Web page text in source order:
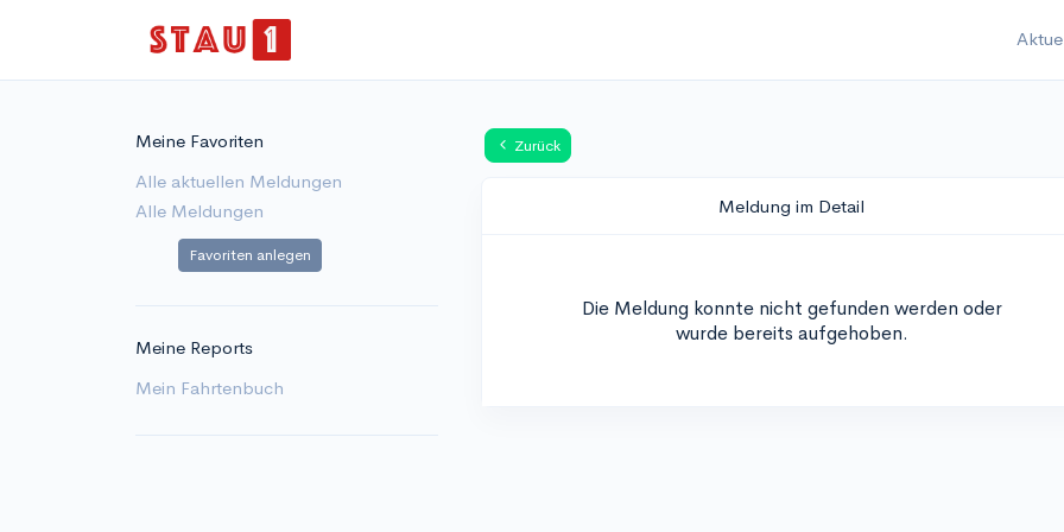
Meine Favoriten
Alle aktuellen Meldungen
Alle Meldungen
Favoriten anlegen
Meine Reports
Mein Fahrtenbuch
Zurück
Meldung im Detail
Die Meldung konnte nicht gefunden werden oder
wurde bereits aufgehoben.